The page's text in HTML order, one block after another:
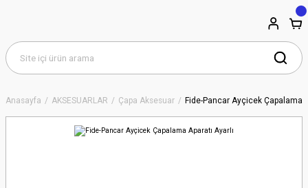
Anasayfa AKSESUARLAR Çapa Aksesuar Fide-Pancar Ayçicek Çapalama